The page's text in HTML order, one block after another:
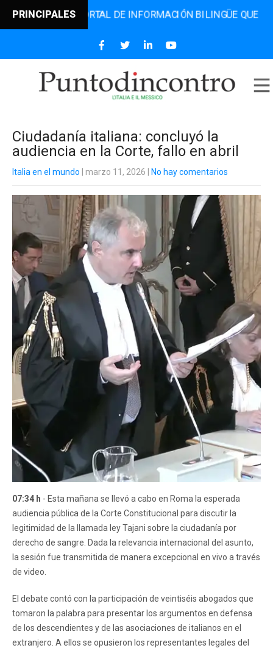
PRINCIPALES
EL PORTAL DE INFORMACIÓN BILINGÜE QUE DESDE
Ciudadanía italiana: concluyó la
audiencia en la Corte, fallo en abril
Italia en el mundo | marzo 11, 2026 No hay comentarios
07:34 h - Esta mañana se llevó a cabo en Roma la esperada
audiencia pública de la Corte Constitucional para discutir la
legitimidad de la llamada ley Tajani sobre la ciudadanía por
derecho de sangre. Dada la relevancia internacional del asunto,
la sesión fue transmitida de manera excepcional en vivo a través
de video.
El debate contó con la participación de veintiséis abogados que
tomaron la palabra para presentar los argumentos en defensa
de los descendientes y de las asociaciones de italianos en el
extranjero. A ellos se opusieron los representantes legales del